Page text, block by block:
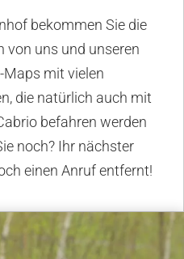
bekommen Sie die
von uns und unseren
Maps mit vielen
die natürlich auch mit
befahren werden
noch? Ihr nächster
einen Anruf entfernt!